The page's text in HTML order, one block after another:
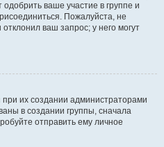
ваше участие в группе и
Пожалуйста, не
ваш запрос; у него могут
их создании администраторами
в создании группы, сначала
отправить ему личное